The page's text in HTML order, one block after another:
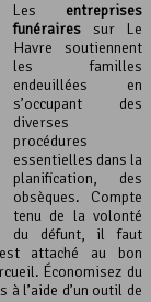
Les entreprises
funéraires sur Le
Havre soutiennent
les familles
endeuillées en
s’occupant des
diverses
procédures
essentielles dans la
planification, des
obsèques. Compte
tenu de la volonté
du défunt, il faut
attaché au bon
Économisez du
l’aide d’un outil de